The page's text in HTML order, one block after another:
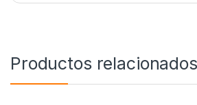
Productos relacionados